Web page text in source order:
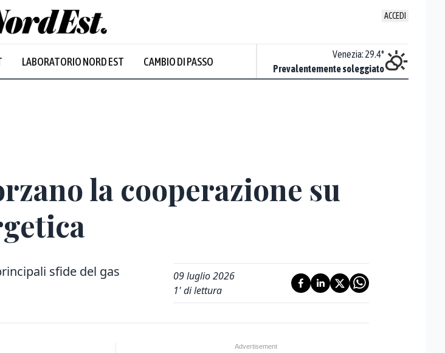
ACCEDI
LABORATORIO NORD EST CAMBIO DI PASSO
Prevalentemente soleggiato
Venezia: 29.4°
Prevalentemente soleggiato
la cooperazione su
sfide del gas
09 luglio 2026
1' di lettura